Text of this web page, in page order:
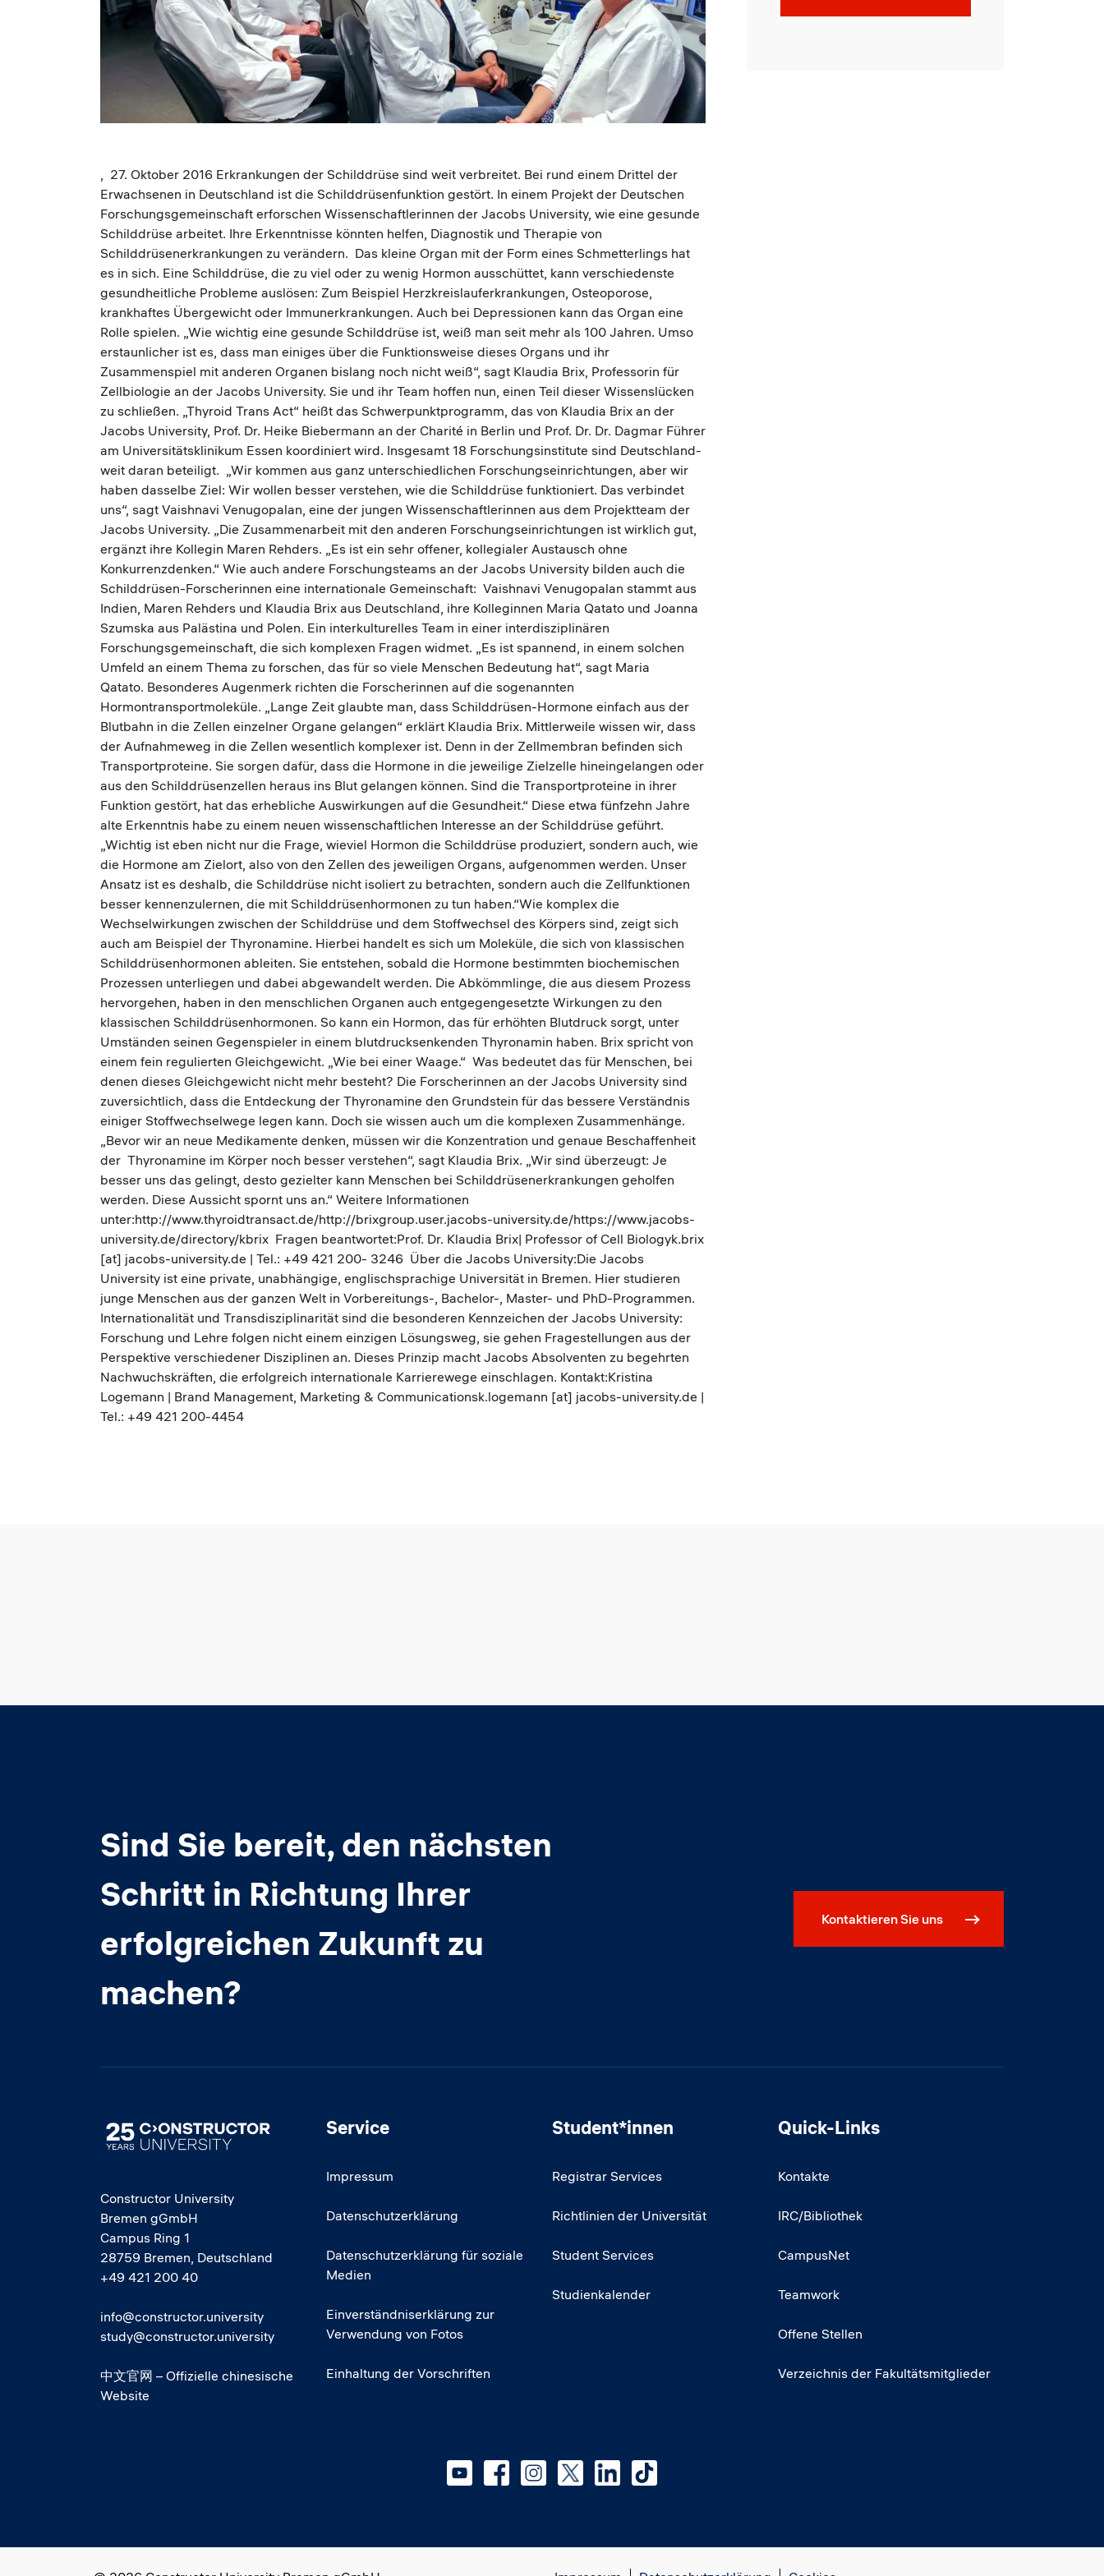
, 27. Oktober 2016 Erkrankungen der Schilddrüse sind weit verbreitet. Bei rund einem Drittel der
Erwachsenen in Deutschland ist die Schilddrüsenfunktion gestört. In einem Projekt der Deutschen
Forschungsgemeinschaft erforschen Wissenschaftlerinnen der Jacobs University, wie eine gesunde
Schilddrüse arbeitet. Ihre Erkenntnisse könnten helfen, Diagnostik und Therapie von
Schilddrüsenerkrankungen zu verändern. Das kleine Organ mit der Form eines Schmetterlings hat
es in sich. Eine Schilddrüse, die zu viel oder zu wenig Hormon ausschüttet, kann verschiedenste
gesundheitliche Probleme auslösen: Zum Beispiel Herzkreislauferkrankungen, Osteoporose,
krankhaftes Übergewicht oder Immunerkrankungen. Auch bei Depressionen kann das Organ eine
Rolle spielen. „Wie wichtig eine gesunde Schilddrüse ist, weiß man seit mehr als 100 Jahren. Umso
erstaunlicher ist es, dass man einiges über die Funktionsweise dieses Organs und ihr
Zusammenspiel mit anderen Organen bislang noch nicht weiß“, sagt Klaudia Brix, Professorin für
Zellbiologie an der Jacobs University. Sie und ihr Team hoffen nun, einen Teil dieser Wissenslücken
zu schließen. „Thyroid Trans Act“ heißt das Schwerpunktprogramm, das von Klaudia Brix an der
Jacobs University, Prof. Dr. Heike Biebermann an der Charité in Berlin und Prof. Dr. Dr. Dagmar Führer
am Universitätsklinikum Essen koordiniert wird. Insgesamt 18 Forschungsinstitute sind Deutschland-
weit daran beteiligt. „Wir kommen aus ganz unterschiedlichen Forschungseinrichtungen, aber wir
haben dasselbe Ziel: Wir wollen besser verstehen, wie die Schilddrüse funktioniert. Das verbindet
uns“, sagt Vaishnavi Venugopalan, eine der jungen Wissenschaftlerinnen aus dem Projektteam der
Jacobs University. „Die Zusammenarbeit mit den anderen Forschungseinrichtungen ist wirklich gut,
ergänzt ihre Kollegin Maren Rehders. „Es ist ein sehr offener, kollegialer Austausch ohne
Konkurrenzdenken.“ Wie auch andere Forschungsteams an der Jacobs University bilden auch die
Schilddrüsen-Forscherinnen eine internationale Gemeinschaft: Vaishnavi Venugopalan stammt aus
Indien, Maren Rehders und Klaudia Brix aus Deutschland, ihre Kolleginnen Maria Qatato und Joanna
Szumska aus Palästina und Polen. Ein interkulturelles Team in einer interdisziplinären
Forschungsgemeinschaft, die sich komplexen Fragen widmet. „Es ist spannend, in einem solchen
Umfeld an einem Thema zu forschen, das für so viele Menschen Bedeutung hat“, sagt Maria
Qatato. Besonderes Augenmerk richten die Forscherinnen auf die sogenannten
Hormontransportmoleküle. „Lange Zeit glaubte man, dass Schilddrüsen-Hormone einfach aus der
Blutbahn in die Zellen einzelner Organe gelangen“ erklärt Klaudia Brix. Mittlerweile wissen wir, dass
der Aufnahmeweg in die Zellen wesentlich komplexer ist. Denn in der Zellmembran befinden sich
Transportproteine. Sie sorgen dafür, dass die Hormone in die jeweilige Zielzelle hineingelangen oder
aus den Schilddrüsenzellen heraus ins Blut gelangen können. Sind die Transportproteine in ihrer
Funktion gestört, hat das erhebliche Auswirkungen auf die Gesundheit.“ Diese etwa fünfzehn Jahre
alte Erkenntnis habe zu einem neuen wissenschaftlichen Interesse an der Schilddrüse geführt.
„Wichtig ist eben nicht nur die Frage, wieviel Hormon die Schilddrüse produziert, sondern auch, wie
die Hormone am Zielort, also von den Zellen des jeweiligen Organs, aufgenommen werden. Unser
Ansatz ist es deshalb, die Schilddrüse nicht isoliert zu betrachten, sondern auch die Zellfunktionen
besser kennenzulernen, die mit Schilddrüsenhormonen zu tun haben.“Wie komplex die
Wechselwirkungen zwischen der Schilddrüse und dem Stoffwechsel des Körpers sind, zeigt sich
auch am Beispiel der Thyronamine. Hierbei handelt es sich um Moleküle, die sich von klassischen
Schilddrüsenhormonen ableiten. Sie entstehen, sobald die Hormone bestimmten biochemischen
Prozessen unterliegen und dabei abgewandelt werden. Die Abkömmlinge, die aus diesem Prozess
hervorgehen, haben in den menschlichen Organen auch entgegengesetzte Wirkungen zu den
klassischen Schilddrüsenhormonen. So kann ein Hormon, das für erhöhten Blutdruck sorgt, unter
Umständen seinen Gegenspieler in einem blutdrucksenkenden Thyronamin haben. Brix spricht von
einem fein regulierten Gleichgewicht. „Wie bei einer Waage.“ Was bedeutet das für Menschen, bei
denen dieses Gleichgewicht nicht mehr besteht? Die Forscherinnen an der Jacobs University sind
zuversichtlich, dass die Entdeckung der Thyronamine den Grundstein für das bessere Verständnis
einiger Stoffwechselwege legen kann. Doch sie wissen auch um die komplexen Zusammenhänge.
„Bevor wir an neue Medikamente denken, müssen wir die Konzentration und genaue Beschaffenheit
der Thyronamine im Körper noch besser verstehen“, sagt Klaudia Brix. „Wir sind überzeugt: Je
besser uns das gelingt, desto gezielter kann Menschen bei Schilddrüsenerkrankungen geholfen
werden. Diese Aussicht spornt uns an.“ Weitere Informationen
unter:http://www.thyroidtransact.de/http://brixgroup.user.jacobs-university.de/https://www.jacobs-
university.de/directory/kbrix Fragen beantwortet:Prof. Dr. Klaudia Brix| Professor of Cell Biologyk.brix
[at] jacobs-university.de | Tel.: +49 421 200- 3246 Über die Jacobs University:Die Jacobs
University ist eine private, unabhängige, englischsprachige Universität in Bremen. Hier studieren
junge Menschen aus der ganzen Welt in Vorbereitungs-, Bachelor-, Master- und PhD-Programmen.
Internationalität und Transdisziplinarität sind die besonderen Kennzeichen der Jacobs University:
Forschung und Lehre folgen nicht einem einzigen Lösungsweg, sie gehen Fragestellungen aus der
Perspektive verschiedener Disziplinen an. Dieses Prinzip macht Jacobs Absolventen zu begehrten
Nachwuchskräften, die erfolgreich internationale Karrierewege einschlagen. Kontakt:Kristina
Logemann | Brand Management, Marketing & Communicationsk.logemann [at] jacobs-university.de |
Tel.: +49 421 200-4454
Sind Sie bereit, den nächsten
Schritt in Richtung Ihrer
erfolgreichen Zukunft zu
machen?
Kontaktieren Sie uns
Image
Constructor University
Bremen gGmbH
Campus Ring 1
28759 Bremen, Deutschland
+49 421 200 40
info@constructor.university
study@constructor.university
中文官网 – Offizielle chinesische
Website
Service
Impressum
Datenschutzerklärung
Datenschutzerklärung für soziale
Medien
Einverständniserklärung zur
Verwendung von Fotos
Einhaltung der Vorschriften
Student*innen
Registrar Services
Richtlinien der Universität
Student Services
Studienkalender
Quick-Links
Kontakte
IRC/Bibliothek
CampusNet
Teamwork
Offene Stellen
Verzeichnis der Fakultätsmitglieder